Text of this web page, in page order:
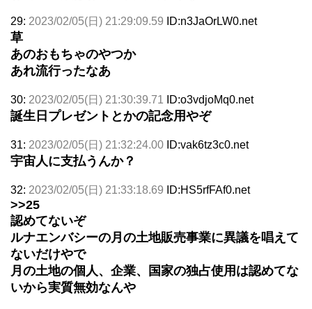
29: 2023/02/05(日) 21:29:09.59 ID:n3JaOrLW0.net
草
あのおもちゃのやつか
あれ流行ったなあ
30: 2023/02/05(日) 21:30:39.71 ID:o3vdjoMq0.net
誕生日プレゼントとかの記念用やぞ
31: 2023/02/05(日) 21:32:24.00 ID:vak6tz3c0.net
宇宙人に支払うんか？
32: 2023/02/05(日) 21:33:18.69 ID:HS5rfFAf0.net
>>25
認めてないぞ
ルナエンバシーの月の土地販売事業に異議を唱えて
ないだけやで
月の土地の個人、企業、国家の独占使用は認めてな
いから実質無効なんや